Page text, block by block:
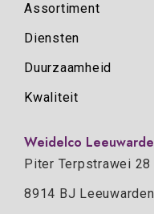
Assortiment
Diensten
Duurzaamheid
Kwaliteit
Weidelco
Piter Terpstrawei 28
8914 BJ Leeuwarden